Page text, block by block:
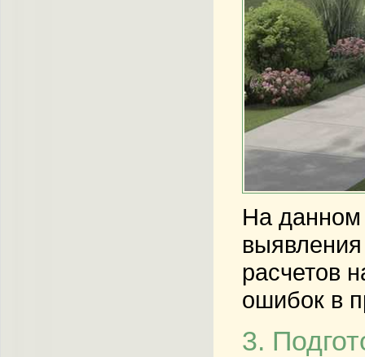
На данном
расчетов
ошибок в
3.